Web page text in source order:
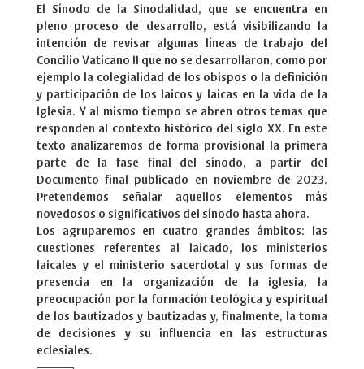
El Sínodo de la Sinodalidad, que se encuentra en
pleno proceso de desarrollo, está visibilizando la
intención de revisar algunas líneas de trabajo del
Concilio Vaticano II que no se desarrollaron, como por
ejemplo la colegialidad de los obispos o la definición
y participación de los laicos y laicas en la vida de la
Iglesia. Y al mismo tiempo se abren otros temas que
responden al contexto histórico del siglo XX. En este
texto analizaremos de forma provisional la primera
parte de la fase final del sínodo, a partir del
Documento final publicado en noviembre de 2023.
Pretendemos señalar aquellos elementos más
novedosos o significativos del sínodo hasta ahora.
Los agruparemos en cuatro grandes ámbitos: las
cuestiones referentes al laicado, los ministerios
laicales y el ministerio sacerdotal y sus formas de
presencia en la organización de la iglesia, la
preocupación por la formación teológica y espiritual
de los bautizados y bautizadas y, finalmente, la toma
de decisiones y su influencia en las estructuras
eclesiales.